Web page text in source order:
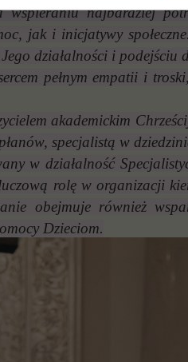
najbardziej
jak i inicjatywy
działalności i podejściu
pełnym empatii i
akademickim
specjalistą w
w działalność
rolę w organizacji
obejmuje również
Dzieciom.